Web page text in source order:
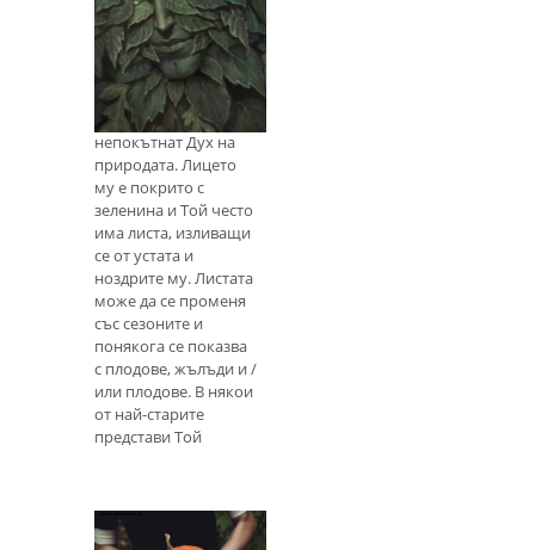
Проучване на
зеленика
Зеленият е бог на
гората. Той
представлява дивия,
непокътнат Дух на
природата. Лицето
му е покрито с
зеленина и Той често
има листа, изливащи
се от устата и
ноздрите му. Листата
може да се променя
със сезоните и
понякога се показва
с плодове, жълъди и /
или плодове. В някои
от най-старите
представи Той